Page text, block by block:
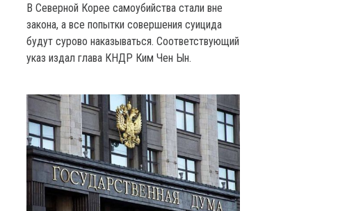
В Северной Корее самоубийства стали вне
закона, а все попытки совершения суицида
будут сурово наказываться. Соответствующий
указ издал глава КНДР Ким Чен Ын.